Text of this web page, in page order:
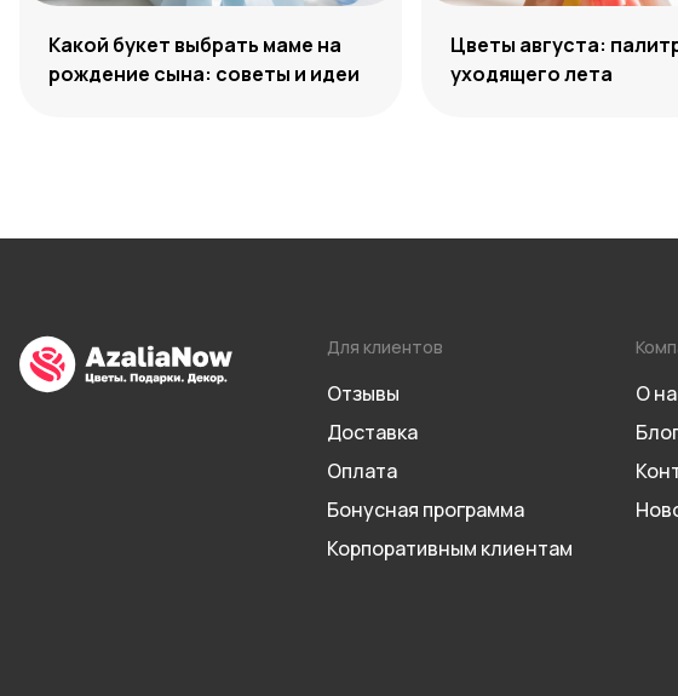
Какой букет выбрать маме на
рождение сына: советы и идеи
Цветы августа:
уходящего лета
Для клиентов
Отзывы
Доставка
Оплата
Бонусная программа
Корпоративным клиентам
О